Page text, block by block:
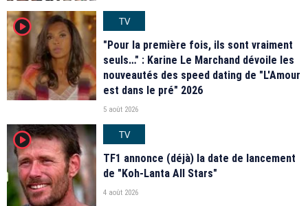
player2
TV
"Pour la première fois, ils sont vraiment
seuls…" : Karine Le Marchand dévoile les
nouveautés des speed dating de "L'Amour
est dans le pré" 2026
5 août 2026
player2
TV
TF1 annonce (déjà) la date de lancement
de "Koh-Lanta All Stars"
4 août 2026